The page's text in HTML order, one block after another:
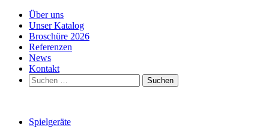
Über uns
Unser Katalog
Broschüre 2026
Referenzen
News
Kontakt
Suchen
nach:
Spielgeräte